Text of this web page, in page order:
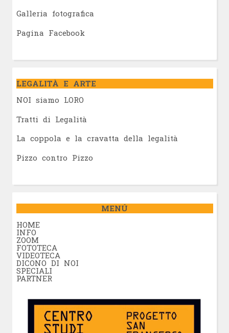
Galleria fotografica
Pagina Facebook
LEGALITÀ E ARTE
NOI siamo LORO
Tratti di Legalità
La coppola e la cravatta della legalità
Pizzo contro Pizzo
MENÚ
HOME
INFO
ZOOM
FOTOTECA
VIDEOTECA
DICONO DI NOI
SPECIALI
PARTNER